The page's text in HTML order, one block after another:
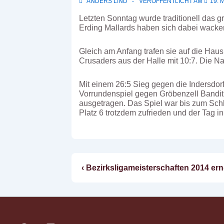
Letzten Sonntag wurde traditionell das
Erding Mallards haben sich dabei
Gleich am Anfang trafen sie auf die
Crusaders aus der Halle mit 10:7. Die
Mit einem 26:5 Sieg gegen die
Vorrundenspiel gegen Gröbenzell
ausgetragen. Das Spiel war bis zum
Platz 6 trotzdem zufrieden und der Tag
Vorheriger
‹ Bezirksligameisterschaften 2014